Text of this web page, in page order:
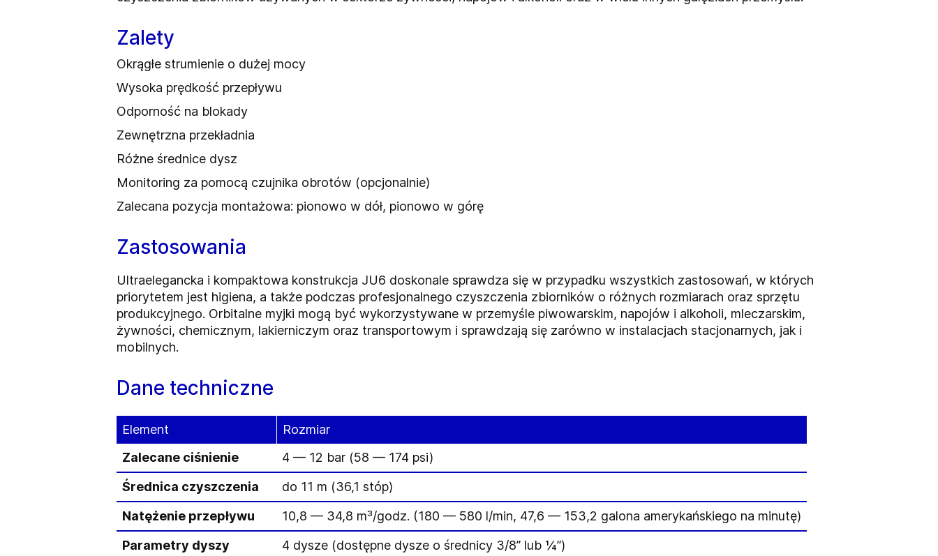
Zalety
Okrągłe strumienie o dużej mocy
Wysoka prędkość przepływu
Odporność na blokady
Zewnętrzna przekładnia
Różne średnice dysz
Monitoring za pomocą czujnika obrotów (opcjonalnie)
Zalecana pozycja montażowa: pionowo w dół, pionowo w górę
Zastosowania
Ultraelegancka i kompaktowa konstrukcja JU6 doskonale sprawdza się w przypadku wszystkich zastosowań, w których
priorytetem jest higiena, a także podczas profesjonalnego czyszczenia zbiorników o różnych rozmiarach oraz sprzętu
produkcyjnego. Orbitalne myjki mogą być wykorzystywane w przemyśle piwowarskim, napojów i alkoholi, mleczarskim,
żywności, chemicznym, lakierniczym oraz transportowym i sprawdzają się zarówno w instalacjach stacjonarnych, jak i
mobilnych.
Dane techniczne
Element
Rozmiar
Zalecane ciśnienie
4 — 12 bar (58 — 174 psi)
Średnica czyszczenia
do 11 m (36,1 stóp)
Natężenie przepływu
10,8 — 34,8 m³/godz. (180 — 580 l/min, 47,6 — 153,2 galona amerykańskiego na minutę)
Parametry dyszy
4 dysze (dostępne dysze o średnicy 3/8” lub ¼”)